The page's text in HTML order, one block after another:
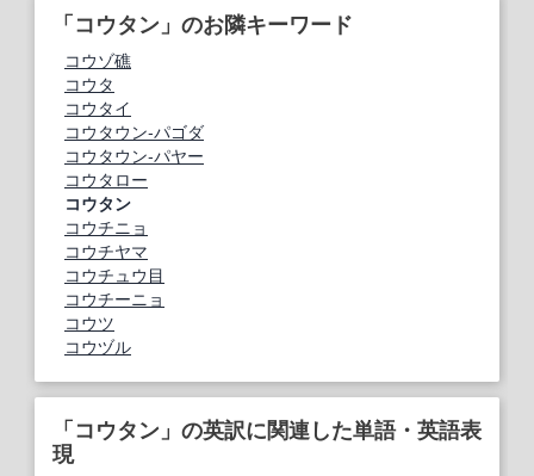
「コウタン」のお隣キーワード
コウゾ礁
コウタ
コウタイ
コウタウン‐パゴダ
コウタウン‐パヤー
コウタロー
コウタン
コウチニョ
コウチヤマ
コウチュウ目
コウチーニョ
コウツ
コウヅル
「コウタン」の英訳に関連した単語・英語表
現